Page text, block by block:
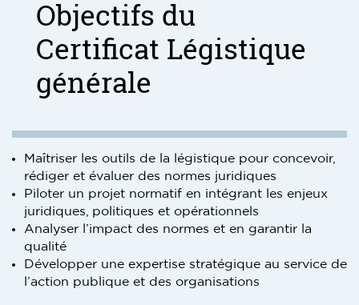
Objectifs du
Certificat Légistique
générale
Maîtriser les outils de la légistique pour concevoir,
rédiger et évaluer des normes juridiques
Piloter un projet normatif en intégrant les enjeux
juridiques, politiques et opérationnels
Analyser l’impact des normes et en garantir la
qualité
Développer une expertise stratégique au service de
l’action publique et des organisations